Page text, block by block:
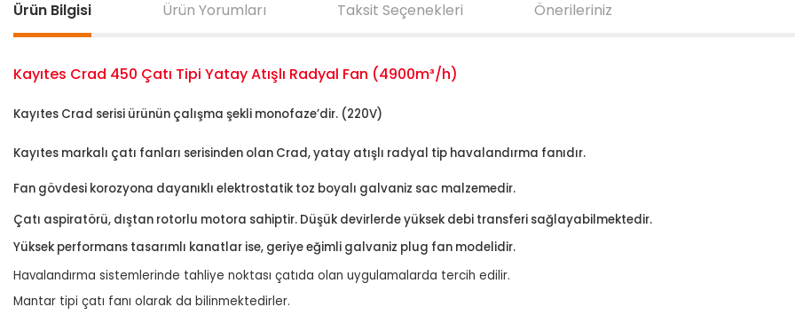
Ürün Bilgisi Ürün Yorumları Taksit Seçenekleri Önerileriniz
Kayıtes Crad 450 Çatı Tipi Yatay Atışlı Radyal Fan (4900m³/h)
Kayıtes Crad serisi ürünün çalışma şekli monofaze’dir. (220V)
Kayıtes markalı çatı fanları serisinden olan Crad, yatay atışlı radyal tip havalandırma fanıdır.
Fan gövdesi korozyona dayanıklı elektrostatik toz boyalı galvaniz sac malzemedir.
Çatı aspiratörü, dıştan rotorlu motora sahiptir. Düşük devirlerde yüksek debi transferi sağlayabilmektedir.
Yüksek performans tasarımlı kanatlar ise, geriye eğimli galvaniz plug fan modelidir.
Havalandırma sistemlerinde tahliye noktası çatıda olan uygulamalarda tercih edilir.
Mantar tipi çatı fanı olarak da bilinmektedirler.